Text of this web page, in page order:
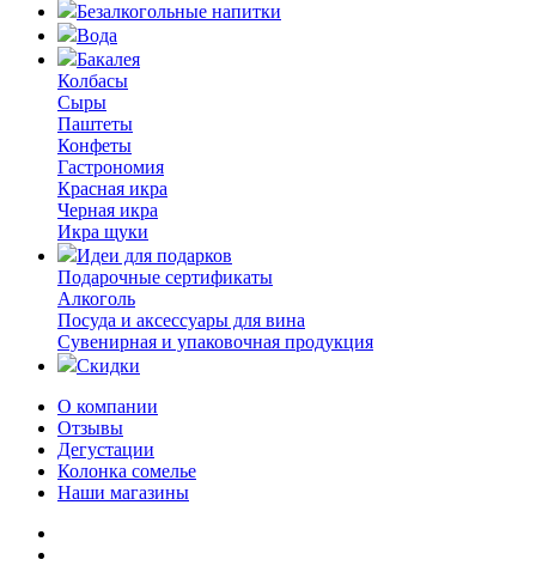
Безалкогольные напитки
Вода
Бакалея
Колбасы
Сыры
Паштеты
Конфеты
Гастрономия
Красная икра
Черная икра
Икра щуки
Идеи для подарков
Подарочные сертификаты
Алкоголь
Посуда и аксессуары для вина
Сувенирная и упаковочная продукция
Скидки
О компании
Отзывы
Дегустации
Колонка сомелье
Наши магазины